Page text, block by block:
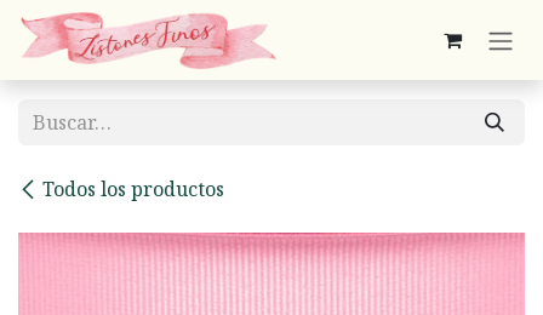
Ir al contenido
Todos los productos